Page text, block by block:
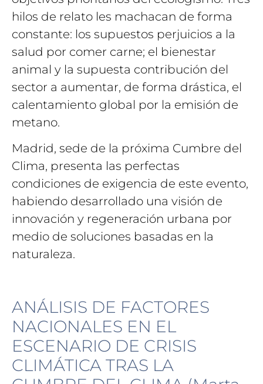
hilos de relato les machacan de forma
constante: los supuestos perjuicios a la
salud por comer carne; el bienestar
animal y la supuesta contribución del
sector a aumentar, de forma drástica, el
calentamiento global por la emisión de
metano.
Madrid, sede de la próxima Cumbre del
Clima, presenta las perfectas
condiciones de exigencia de este evento,
habiendo desarrollado una visión de
innovación y regeneración urbana por
medio de soluciones basadas en la
naturaleza.
ANÁLISIS DE FACTORES
NACIONALES EN EL
ESCENARIO DE CRISIS
CLIMÁTICA TRAS LA